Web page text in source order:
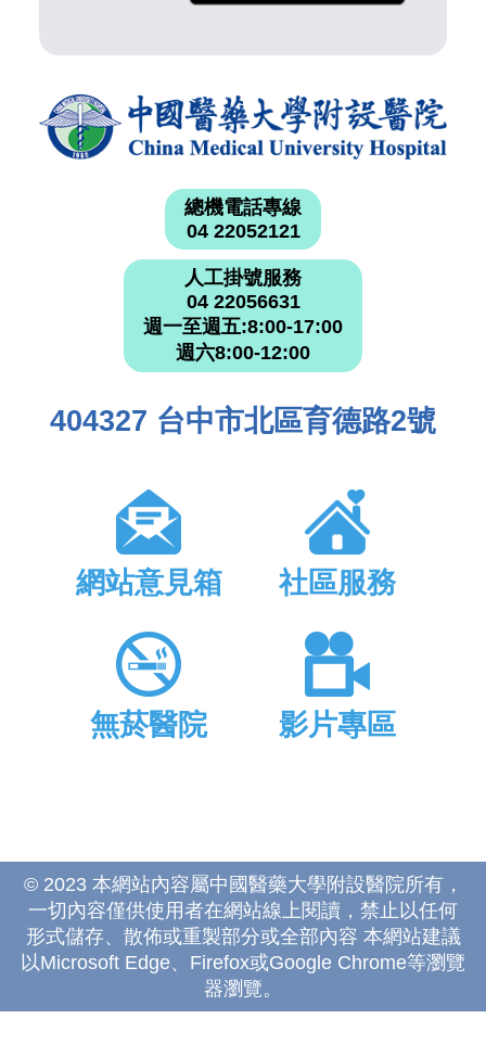
總機電話專線
04 22052121
人工掛號服務
04 22056631
週一至週五:8:00-17:00
週六8:00-12:00
404327 台中市北區育德路2號
網站意見箱 社區服務
無菸醫院 影片專區
© 2023 本網站內容屬中國醫藥大學附設醫院所有，
一切內容僅供使用者在網站線上閱讀，禁止以任何
形式儲存、散佈或重製部分或全部內容 本網站建議
以Microsoft Edge、Firefox或Google Chrome等瀏覽
器瀏覽。